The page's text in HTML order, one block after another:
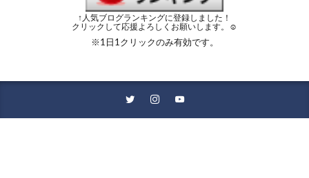
↑人気ブログランキングに登録しました！
クリックして応援よろしくお願いします。☺︎
※1日1クリックのみ有効です。